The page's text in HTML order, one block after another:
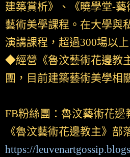
建築賞析》、《曉學堂-
藝術美學課程。在大學與
演講課程，超過300場以上
◆經營《魯汶藝術花邊教
團，目前建築藝術美學相
FB粉絲團：魯汶藝術花邊
《魯汶藝術花邊教主》部
https://